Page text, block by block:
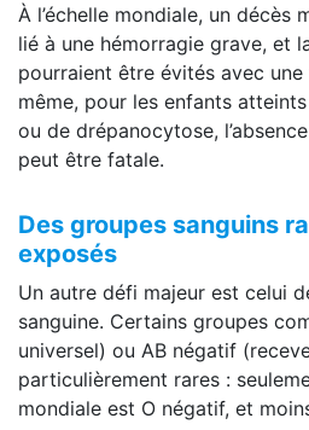
À l’échelle mondiale, un décès
lié à une hémorragie grave, et
pourraient être évités avec
même, pour les enfants
ou de drépanocytose,
peut être fatale.
Des groupes sanguins
exposés
Un autre défi majeur est celui
sanguine. Certains groupes
universel) ou AB négatif
particulièrement rares :
mondiale est O négatif, et